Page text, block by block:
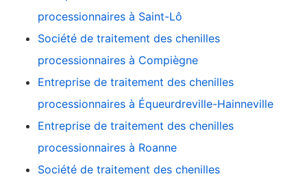
processionnaires à Saint-Lô
Société de traitement des chenilles
processionnaires à Compiègne
Entreprise de traitement des chenilles
processionnaires à Équeurdreville-Hainneville
Entreprise de traitement des chenilles
processionnaires à Roanne
Société de traitement des chenilles